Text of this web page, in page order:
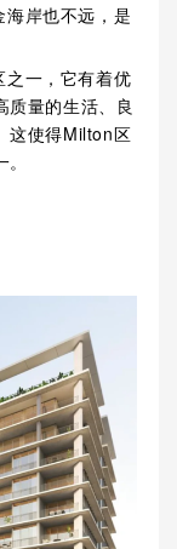
岸也不远，是
一，它有着优
质量的生活、良
这使得Milton区